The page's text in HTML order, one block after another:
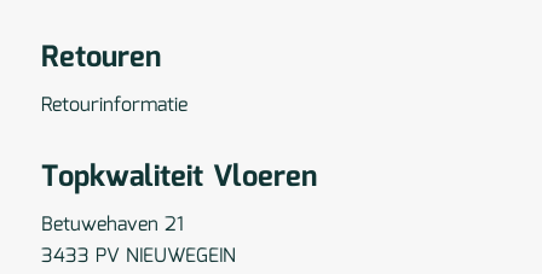
Retouren
Retourinformatie
Topkwaliteit Vloeren
Betuwehaven 21
3433 PV NIEUWEGEIN